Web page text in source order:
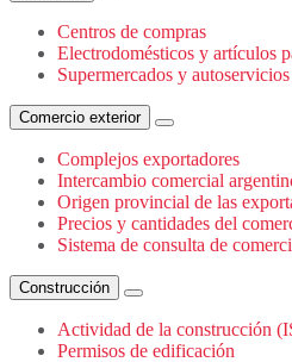
Centros de compras
Electrodomésticos y artículos
Supermercados y
Comercio exterior
Complejos exportadores
Intercambio comercial
Origen provincial de las
Precios y cantidades del
Sistema de consulta de
Construcción
Actividad de la construcción
Permisos de edificación